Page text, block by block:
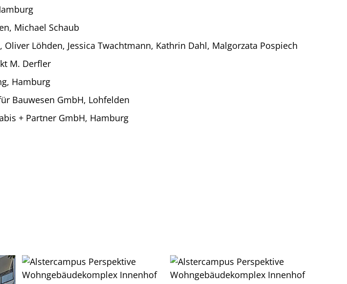
Michael Schaub
Oliver Löhden, Jessica Twachtmann, Kathrin Dahl, Malgorzata Pospiech
M. Derfler
Hamburg
Bauwesen GmbH, Lohfelden
+ Partner GmbH, Hamburg